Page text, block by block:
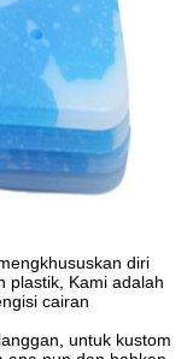
diri
plastik, Kami adalah
cairan
untuk kustom